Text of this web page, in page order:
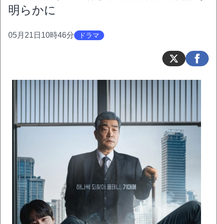
明らかに
05月21日10時46分 ドラマ